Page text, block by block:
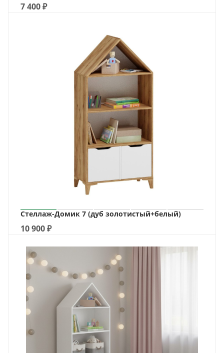
7 400₽
Стеллаж-Домик 7 (дуб золотистый+белый)
10 900₽